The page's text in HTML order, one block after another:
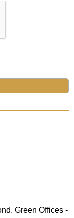
Green Offices -